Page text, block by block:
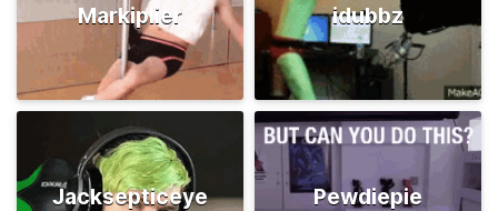
Markiplier idubbz
Jacksepticeye Pewdiepie